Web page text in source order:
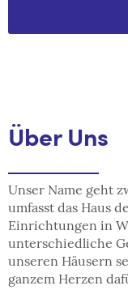
Über Uns
Unser Name geht
umfasst das Haus
Einrichtungen in
unterschiedliche
unseren Häusern
ganzem Herzen